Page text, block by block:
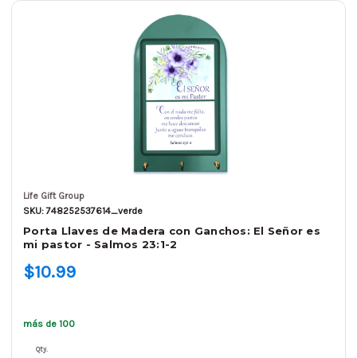
Life Gift Group
SKU: 748252537614_verde
Porta Llaves de Madera con Ganchos: El Señor es
mi pastor - Salmos 23:1-2
$10.99
más de 100
Qty.